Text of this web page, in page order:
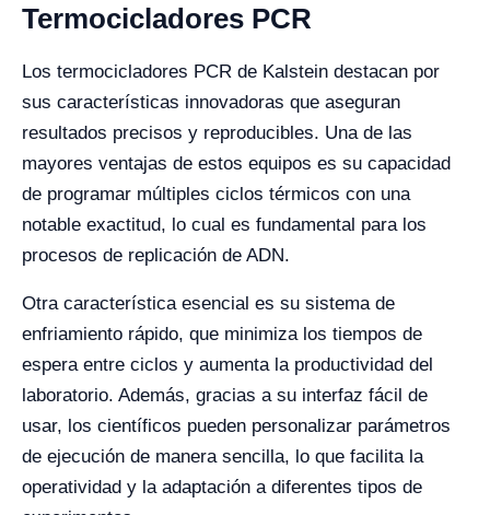
Termocicladores PCR
Los termocicladores PCR de Kalstein destacan por
sus características innovadoras que aseguran
resultados precisos y reproducibles. Una de las
mayores ventajas de estos equipos es su capacidad
de programar múltiples ciclos térmicos con una
notable exactitud, lo cual es fundamental para los
procesos de replicación de ADN.
Otra característica esencial es su sistema de
enfriamiento rápido, que minimiza los tiempos de
espera entre ciclos y aumenta la productividad del
laboratorio. Además, gracias a su interfaz fácil de
usar, los científicos pueden personalizar parámetros
de ejecución de manera sencilla, lo que facilita la
operatividad y la adaptación a diferentes tipos de